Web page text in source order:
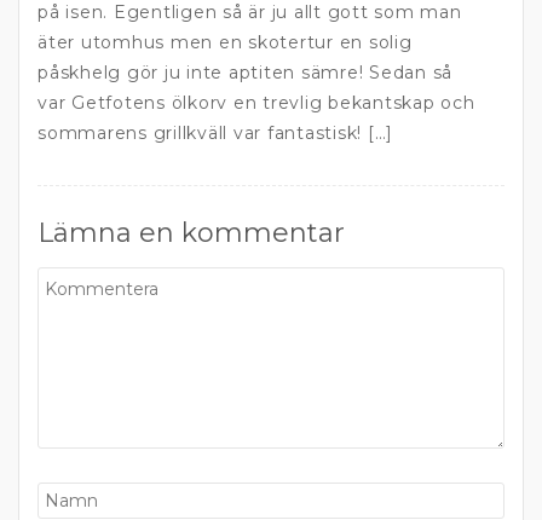
på isen. Egentligen så är ju allt gott som man
äter utomhus men en skotertur en solig
påskhelg gör ju inte aptiten sämre! Sedan så
var Getfotens ölkorv en trevlig bekantskap och
sommarens grillkväll var fantastisk! […]
Lämna en kommentar